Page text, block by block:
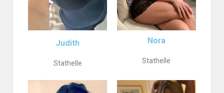
Judith
Stathelle
Nora
Stathelle